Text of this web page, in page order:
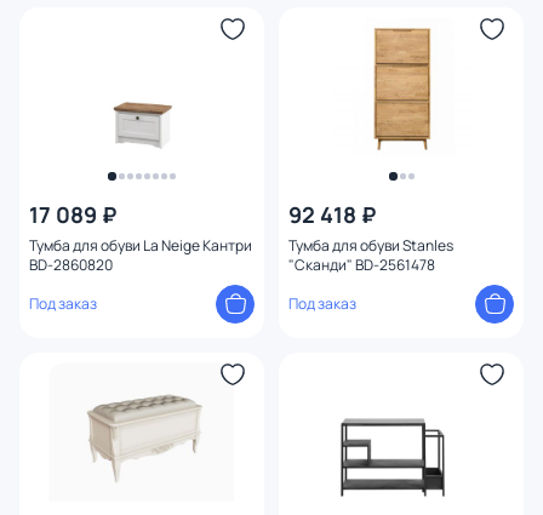
17 089 ₽
Тумба для обуви La Neige Кантри
BD-2860820
Под заказ
92 418 ₽
Тумба для обуви Stanles
"Сканди" BD-2561478
Под заказ